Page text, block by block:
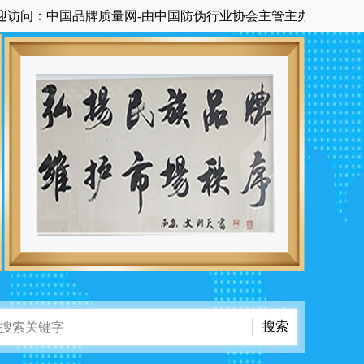
国品牌质量网-由中国防伪行业协会主管主办国家级中央在